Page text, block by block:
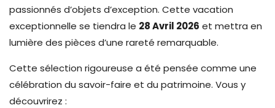
passionnés d’objets d’exception. Cette vacation
exceptionnelle se tiendra le 28 Avril 2026 et mettra en
lumière des pièces d’une rareté remarquable.
Cette sélection rigoureuse a été pensée comme une
célébration du savoir-faire et du patrimoine. Vous y
découvrirez :